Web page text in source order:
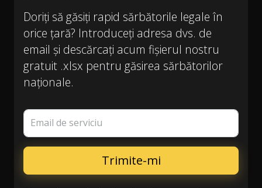
Doriți să găsiți rapid sărbătorile legale în
orice țară? Introduceți adresa dvs. de
email și descărcați acum fișierul nostru
gratuit .xlsx pentru găsirea sărbătorilor
naționale.
Email de serviciu